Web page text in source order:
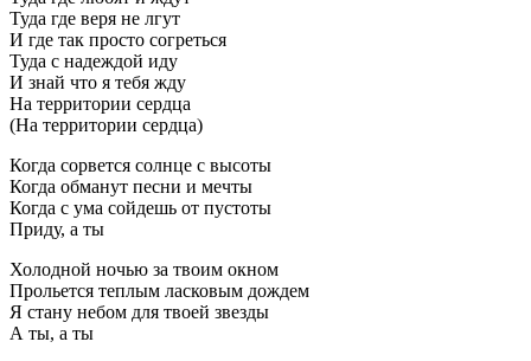
Туда где веря не лгут
И где так просто согреться
Туда с надеждой иду
И знай что я тебя жду
На территории сердца
(На территории сердца)
Когда сорвется солнце с высоты
Когда обманут песни и мечты
Когда с ума сойдешь от пустоты
Приду, а ты
Холодной ночью за твоим окном
Прольется теплым ласковым дождем
Я стану небом для твоей звезды
А ты, а ты